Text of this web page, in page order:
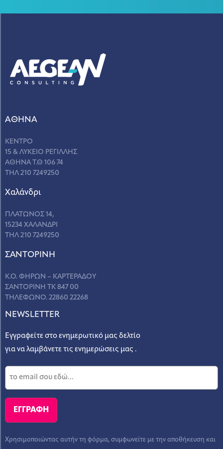
ΑΘΗΝΑ
ΚΕΝΤΡΟ
15 & ΛΥΚΕΙΟ ΡΕΓΙΛΛΗΣ
ΑΘΗΝΑ Τ.Θ 106 74
ΤΗΛ 210 7249250
Χαλάνδρι
ΠΛΑΤΩΝΟΣ 14,
15234 ΧΑΛΑΝΔΡΙ
ΤΗΛ 210 7249250
ΣANΤΟΡΙΝΗ
Κ.Ο. ΦΗΡΩΝ – ΚΑΡΤΕΡΑΔΟΥ
ΣΑΝΤΟΡΙΝΗ ΤΚ 847 00
ΤΗΛΕΦΩΝΟ. 22860 22268
NEWSLETTER
Εγγραφείτε στο ενημερωτικό μας δελτίο
για να λαμβάνετε τις ενημερώσεις μας .
Χρησιμοποιώντας αυτήν τη φόρμα, συμφωνείτε με την αποθήκευση και